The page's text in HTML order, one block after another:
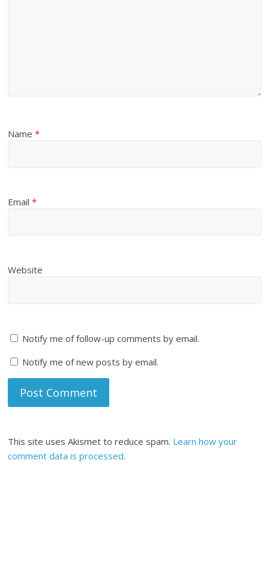
Name*
Email*
Website
Notify me of follow-up comments by email.
Notify me of new posts by email.
This site uses Akismet to reduce spam. Learn how your
comment data is processed.